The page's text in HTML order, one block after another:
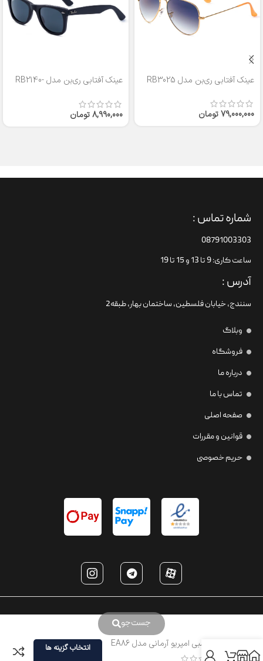
عینک آفتابی ری‌بن مدل RB3025
79,000,000تومان
عینک آفتابی ری‌بن مدل RB2140-
8,990,000تومان
جست‌جو
شماره تماس :
08791003303
ساعت کاری: 9 تا 13 و 15 تا 19
آدرس :
سنندج، خیابان فلسطین،‌ ساختمان بهار، طبقه2
وبلاگ
فروشگاه
درباره ما
تماس با ما
صفحه اصلی
قوانین و مقررات
حریم خصوصی
عینک طبی امپریو آرمانی مدل EA86 انتخاب گزینه ها